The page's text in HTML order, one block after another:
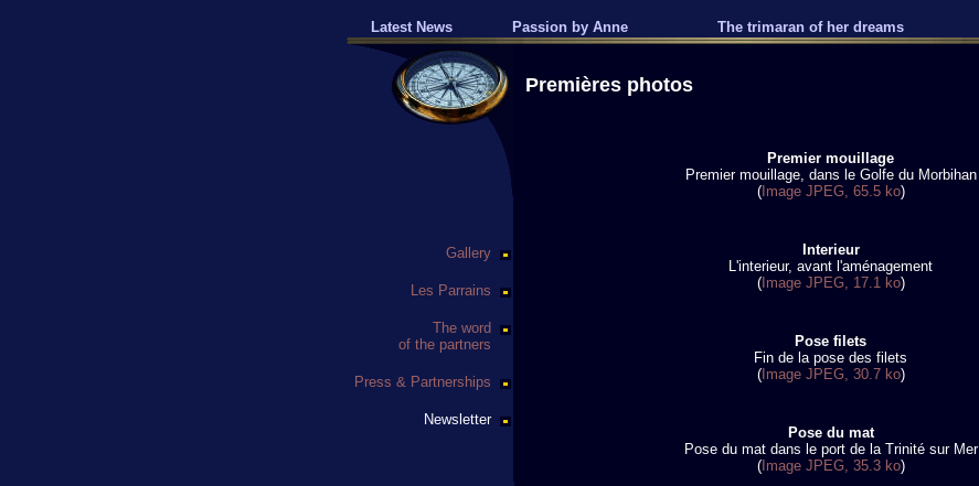
Latest News Passion by Anne The trimaran of her dreams
Gallery
Les Parrains
The word
of the partners
Press & Partnerships
Newsletter
Premières photos
Premier mouillage
Premier mouillage, dans le Golfe du Morbihan
(Image JPEG, 65.5 ko)
Interieur
L'interieur, avant l'aménagement
(Image JPEG, 17.1 ko)
Pose filets
Fin de la pose des filets
(Image JPEG, 30.7 ko)
Pose du mat
Pose du mat dans le port de la Trinité sur Mer
(Image JPEG, 35.3 ko)